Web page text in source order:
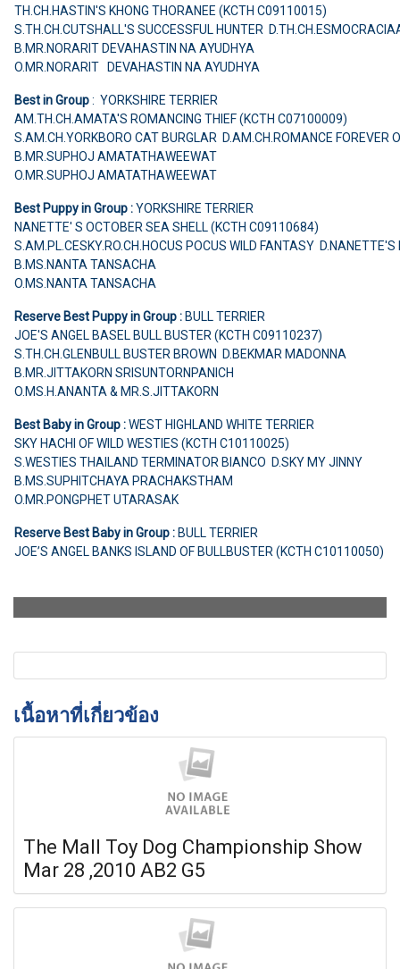
TH.CH.HASTIN'S KHONG THORANEE (KCTH C09110015)
S.TH.CH.CUTSHALL'S SUCCESSFUL HUNTER
B.MR.NORARIT DEVAHASTIN NA AYUDHYA
O.MR.NORARIT DEVAHASTIN NA AYUDHYA
Best in Group: YORKSHIRE TERRIER
AM.TH.CH.AMATA'S ROMANCING THIEF (KCTH C07100009)
S.AM.CH.YORKBORO CAT BURGLAR D.AM.CH.ROMANCE FOREVER
B.MR.SUPHOJ AMATATHAWEEWAT
O.MR.SUPHOJ AMATATHAWEEWAT
Best Puppy in Group :YORKSHIRE TERRIER
NANETTE' S OCTOBER SEA SHELL (KCTH C09110684)
S.AM.PL.CESKY.RO.CH.HOCUS POCUS WILD FANTASY
B.MS.NANTA TANSACHA
O.MS.NANTA TANSACHA
Reserve Best Puppy in Group :BULL TERRIER
JOE'S ANGEL BASEL BULL BUSTER (KCTH C09110237)
S.TH.CH.GLENBULL BUSTER BROWN D.BEKMAR MADONNA
B.MR.JITTAKORN SRISUNTORNPANICH
O.MS.H.ANANTA & MR.S.JITTAKORN
Best Baby in Group :WEST HIGHLAND WHITE TERRIER
SKY HACHI OF WILD WESTIES (KCTH C10110025)
S.WESTIES THAILAND TERMINATOR BIANCO D.SKY MY JINNY
B.MS.SUPHITCHAYA PRACHAKSTHAM
O.MR.PONGPHET UTARASAK
Reserve Best Baby in Group :BULL TERRIER
JOE’S ANGEL BANKS ISLAND OF BULLBUSTER (KCTH C10110050)
เนื้อหาที่เกี่ยวข้อง
The Mall Toy Dog Championship Show
Mar 28 ,2010 AB2 G5